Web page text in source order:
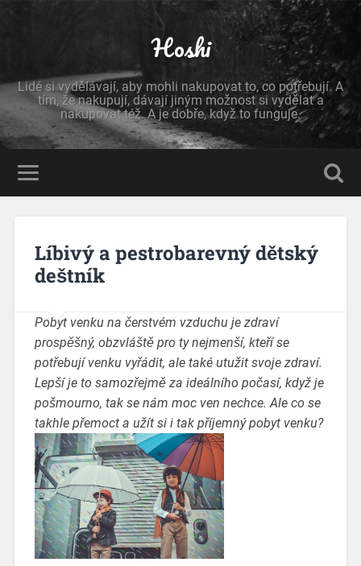
Hoshi
Lidé si vydělávají, aby mohli nakupovat to, co potřebují. A
tím, že nakupují, dávají jiným možnost si vydělat a
nakupovat též. A je dobře, když to funguje.
Líbivý a pestrobarevný dětský
deštník
Pobyt venku na čerstvém vzduchu je zdraví
prospěšný, obzvláště pro ty nejmenší, kteří se
potřebují venku vyřádit, ale také utužit svoje zdraví.
Lepší je to samozřejmě za ideálního počasí, když je
pošmourno, tak se nám moc ven nechce. Ale co se
takhle přemoct a užít si i tak příjemný pobyt venku?